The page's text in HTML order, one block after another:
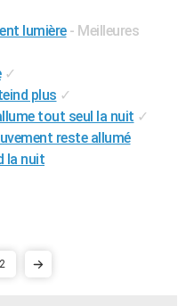
lumière - Meilleures
✓
plus ✓
tout seul la nuit ✓
reste allumé
la nuit
2